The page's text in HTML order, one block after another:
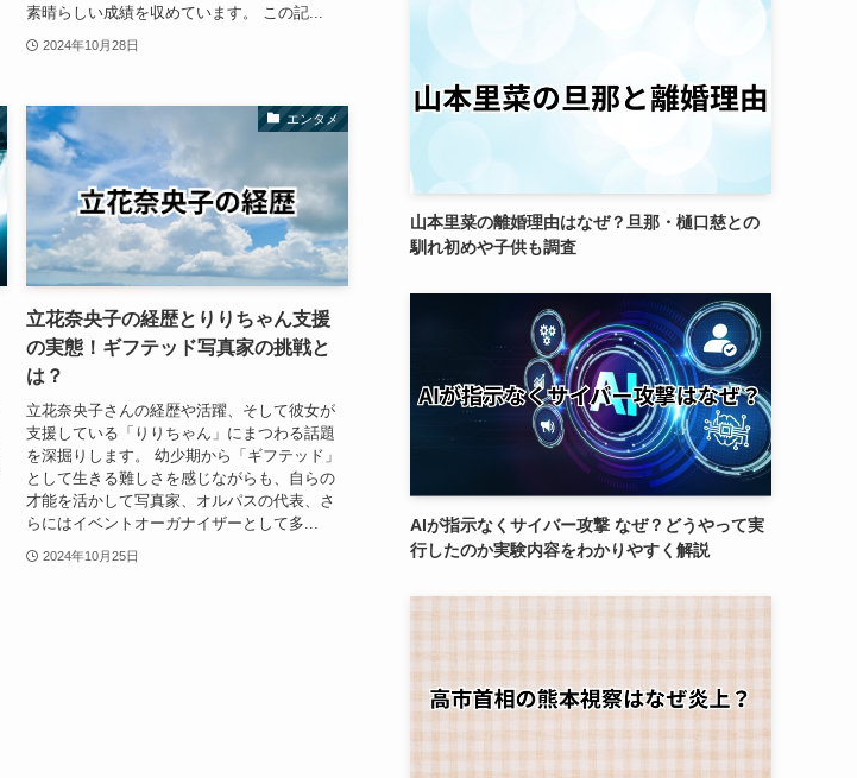
素晴らしい成績を収めています。 この記...
2024年10月28日
エンタメ
立花奈央子の経歴とりりちゃん支援
の実態！ギフテッド写真家の挑戦と
は？
立花奈央子さんの経歴や活躍、そして彼女が
支援している「りりちゃん」にまつわる話題
を深掘りします。 幼少期から「ギフテッド」
として生きる難しさを感じながらも、自らの
才能を活かして写真家、オルパスの代表、さ
らにはイベントオーガナイザーとして多...
2024年10月25日
山本里菜の離婚理由はなぜ？旦那・樋口慈との
馴れ初めや子供も調査
AIが指示なくサイバー攻撃 なぜ？どうやって実
行したのか実験内容をわかりやすく解説